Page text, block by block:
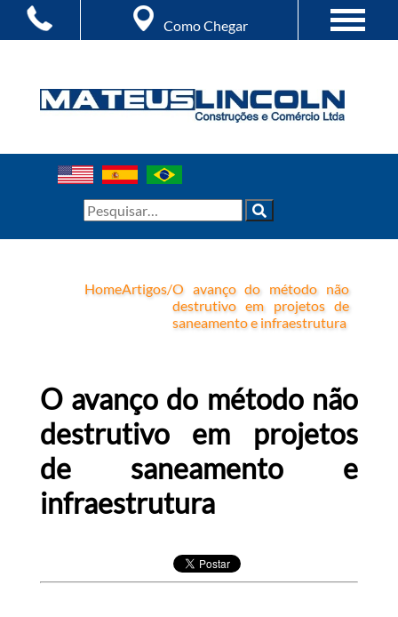
Como Chegar
HomeArtigos/O avanço do método não
destrutivo em projetos de
saneamento e infraestrutura
O avanço do método não
destrutivo em projetos
de saneamento e
infraestrutura